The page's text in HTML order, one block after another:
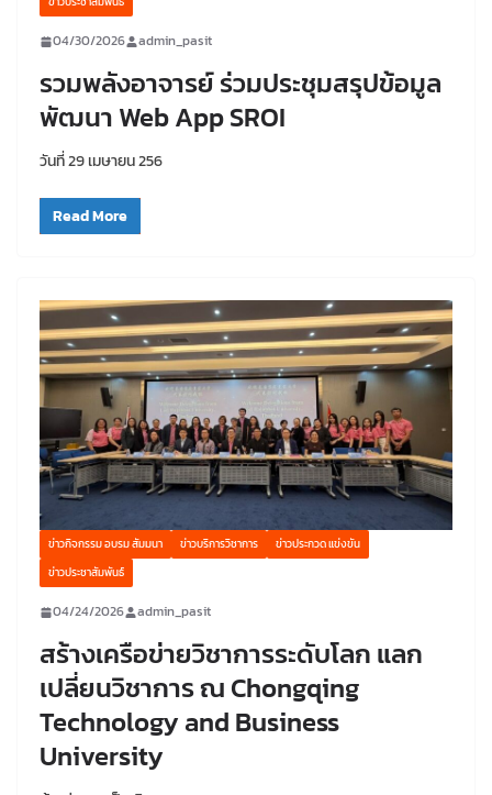
04/30/2026 admin_pasit
รวมพลังอาจารย์ ร่วมประชุมสรุปข้อมูล
พัฒนา Web App SROI
วันที่ 29 เมษายน 256
Read More
ข่าวกิจกรรม อบรม สัมมนา ข่าวบริการวิชาการ
ข่าวประกวด แข่งขัน
ข่าวประชาสัมพันธ์
04/24/2026 admin_pasit
สร้างเครือข่ายวิชาการระดับโลก แลก
เปลี่ยนวิชาการ ณ Chongqing
Technology and Business
University